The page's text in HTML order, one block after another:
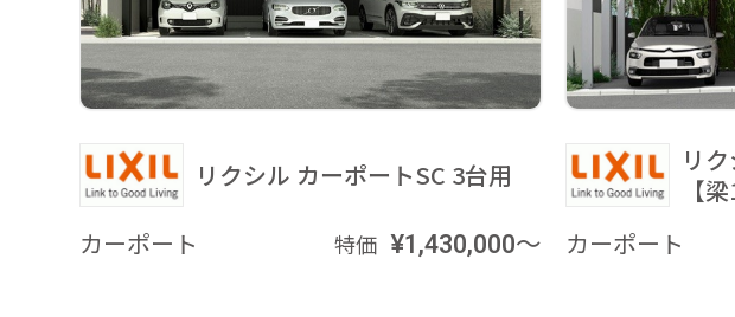
リクシル カーポートSC 3台用
カーポート 特価 ¥1,430,000～
リ
【
カーポート